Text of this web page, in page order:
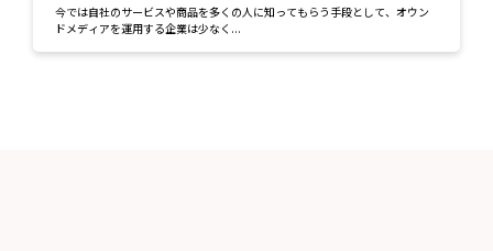
今では自社のサービスや商品を多くの人に知ってもらう手段として、オウン
ドメディアを運用する企業は少なく...